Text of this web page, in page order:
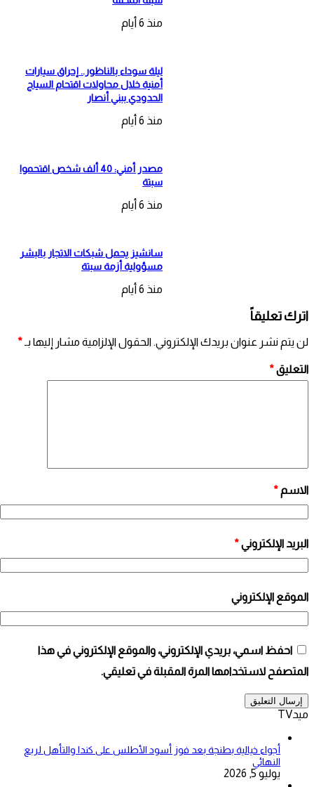
منذ 6 أيام
ليلة سوداء بالناظور.. إحراق سيارات
أمنية خلال محاولات اقتحام السياج
الحدودي ببني أنصار
منذ 6 أيام
مصدر أمني: 40 ألف شخص اقتحموا
سبتة
منذ 6 أيام
سانشيز يحمل شبكات الاتجار بالبشر
مسؤولية أزمة سبتة
منذ 6 أيام
اترك تعليقاً
لن يتم نشر عنوان بريدك الإلكتروني. الحقول الإلزامية مشار إليها بـ*
التعليق*
الاسم*
البريد الإلكتروني*
الموقع الإلكتروني
احفظ اسمي، بريدي الإلكتروني، والموقع الإلكتروني في هذا
المتصفح لاستخدامها المرة المقبلة في تعليقي.
ميدTV
أجواء خيالية بطنجة بعد فوز أسود الأطلس على كندا والتأهل لربع
النهائي
يوليو 5, 2026